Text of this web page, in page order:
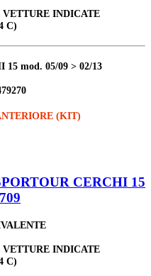
INDICATE
C)
15 mod. 05/09 > 02/13
(KIT)
CERCHI 15
INDICATE
C)